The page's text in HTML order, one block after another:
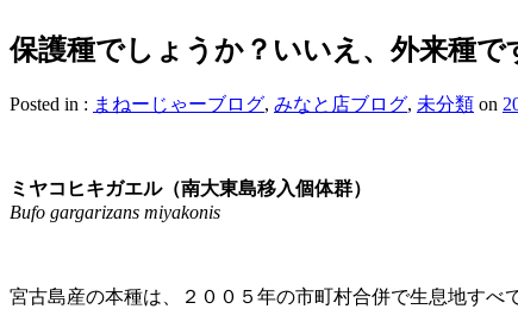
保護種でしょうか？いいえ、外来種で
Posted in : まねーじゃーブログ, みなと店ブログ, 未分類 on
ミヤコヒキガエル（南大東島移入個体群）
Bufo gargarizans miyakonis
宮古島産の本種は、２００５年の市町村合併で生息地すべ